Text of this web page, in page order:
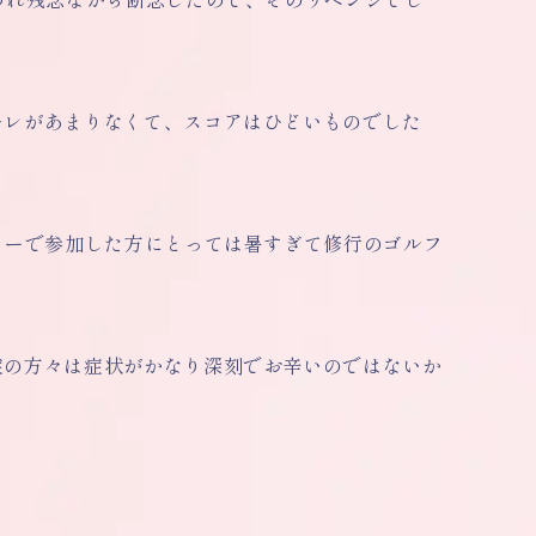
があまりなくて、スコアはひどいものでした
で参加した方にとっては暑すぎて修行のゴルフ
方々は症状がかなり深刻でお辛いのではないか